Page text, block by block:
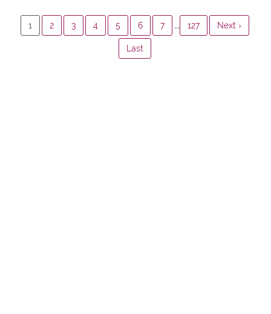
1 2 3 4 5 6 7 ... 127 Next ›
Last